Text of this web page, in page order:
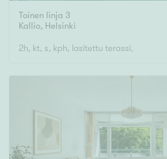
Toinen linja 3
Kallio, Helsinki
2h, kt, s, kph, lasitettu terassi, oma piha